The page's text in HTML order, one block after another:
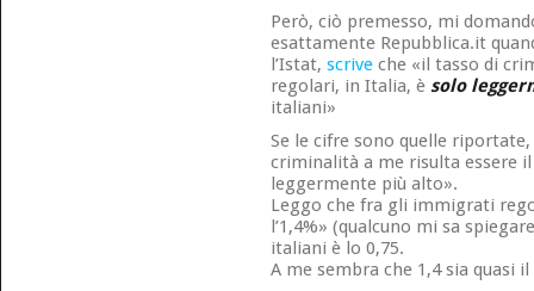
Però, ciò premesso, mi
esattamente Repubblica.it
l’Istat, scriveche «il tasso di
regolari, in Italia, è solo
italiani»
Se le cifre sono quelle
criminalità a me risulta essere
leggermente più alto».
Leggo che fra gli immigrati
l’1,4%» (qualcuno mi sa
italiani è lo 0,75.
A me sembra che 1,4 sia quasi